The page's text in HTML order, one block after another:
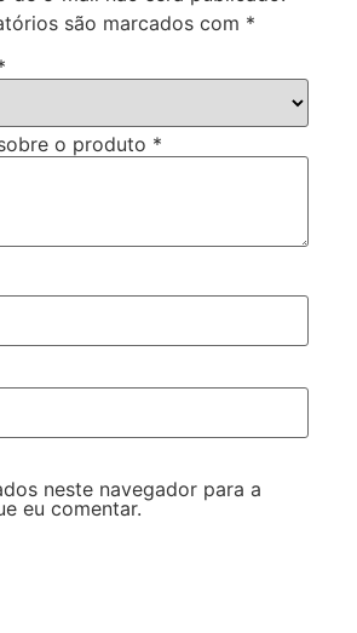
são marcados com *
o produto *
neste navegador para a
eu comentar.